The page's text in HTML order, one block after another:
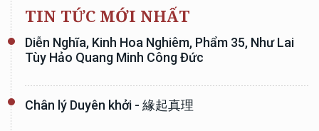
TIN TỨC MỚI NHẤT
Diễn Nghĩa, Kinh Hoa Nghiêm, Phẩm 35, Như Lai
Tùy Hảo Quang Minh Công Đức
Chân lý Duyên khởi - 緣起真理